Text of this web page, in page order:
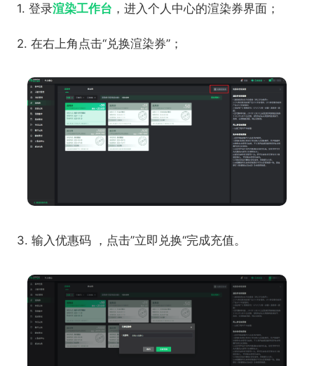
1. 登录渲染工作台 ，进入个人中心的渲染券界面；
2. 在右上角点击“兑换渲染券”；
3. 输入优惠码 ，点击”立即兑换“完成充值。